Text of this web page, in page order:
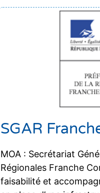
SGAR
MOA : Secrétariat
Régionales Franche
faisabilité et